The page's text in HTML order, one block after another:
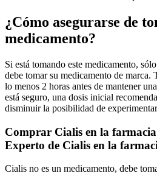
¿Cómo asegurarse de
medicamento?
Si está tomando este medicamento,
debe tomar su medicamento de marca.
lo menos 2 horas antes de mantener
está seguro, una dosis inicial
disminuir la posibilidad de
Comprar Cialis en la
Experto de Cialis en la
Cialis no es un medicamento, debe